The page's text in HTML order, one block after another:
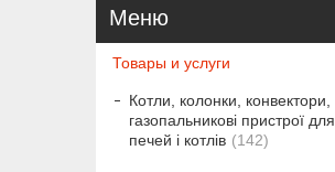
Товары и услуги
Котли, колонки, конвектори,
газопальникові пристрої для
печей і котлів
142